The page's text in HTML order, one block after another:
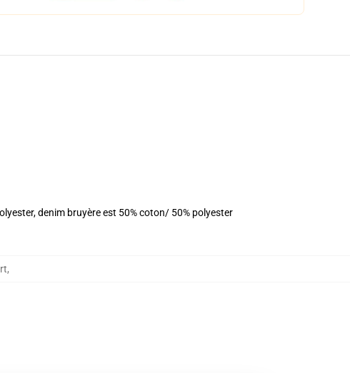
denim bruyère est 50% coton/ 50% polyester
,